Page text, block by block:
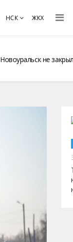
НСК ЖКХ
Новоуральск не